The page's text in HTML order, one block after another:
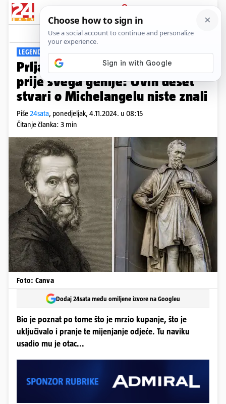
PRIJAVA
Viral Komentari
LEGENDARNI UMJETNIK
Prljavi škrtac, prevarant, ali
prije svega genije: Ovih deset
stvari o Michelangelu niste znali
Piše24sata, ponedjeljak, 4.11.2024. u 08:15
Čitanje članka: 3 min
Foto: Canva
Dodaj 24sata među omiljene izvore na Googleu
Bio je poznat po tome što je mrzio kupanje, što je
uključivalo i pranje te mijenjanje odjeće. Tu naviku
usadio mu je otac...